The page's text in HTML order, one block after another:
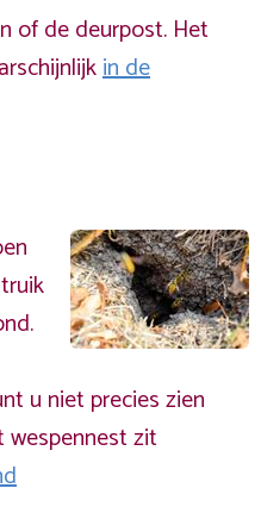
of de deurpost. Het
in de
u niet precies zien
wespennest zit